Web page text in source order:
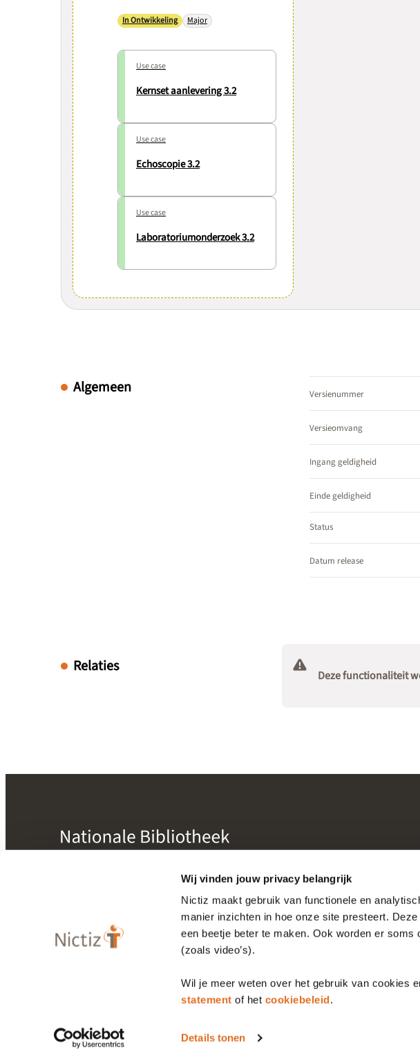
Wij vinden jouw privacy belangrijk
Nictiz maakt gebruik van functionele en
manier inzichten in hoe onze site presteert.
een beetje beter te maken. Ook worden er
(zoals video’s).
Wil je meer weten over het gebruik van cookies
statement of het cookiebeleid.
Details tonen
In Ontwikkeling Major
Use case
Kernset aanlevering 3.2
Use case
Echoscopie 3.2
Use case
Laboratoriumonderzoek 3.2
Algemeen Versienummer
Versieomvang
Ingang geldigheid
Einde geldigheid
Status
Datum release
Relaties Deze functionaliteit
Bibliotheek
Releasekalender
Consultaties
Cookiebeleid